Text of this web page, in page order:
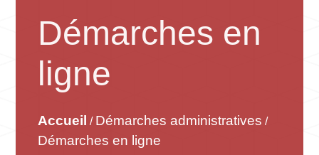
Démarches en
ligne
Accueil / Démarches administratives /
Démarches en ligne